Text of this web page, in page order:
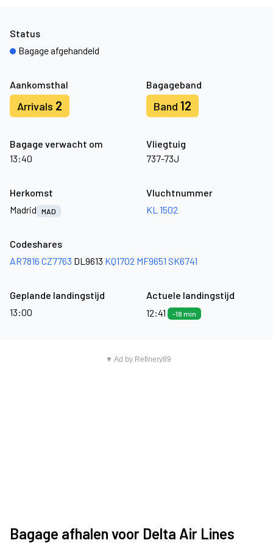
Aankomsthal
Arrivals 2
Bagageband
Band 12
Bagage verwacht om
13:40
Vliegtuig
737-73J
Status
Bagage afgehandeld
Herkomst
Madrid
MAD
Vluchtnummer
KL 1502
Codeshares
AR7816 CZ7763 DL9613 KQ1702 MF9651 SK6741
Geplande landingstijd
13:00
Actuele landingstijd
12:41
-18 min
▼ Ad by Refinery89
Bagage afhalen voor Delta Air Lines